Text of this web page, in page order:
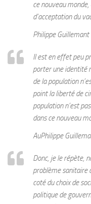
ce nouveau
d’acceptation du
Philippe Guillemant
Il est en effet peu
porter une identité
de la population
point la liberté de
population n’est
dans ce nouveau
AuPhilippe
Donc, je le répète,
problème sanitaire
coté du choix de
politique de